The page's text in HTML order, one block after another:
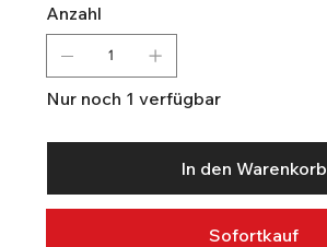
Anzahl
Nur noch 1 verfügbar
In den Warenkorb
Sofortkauf